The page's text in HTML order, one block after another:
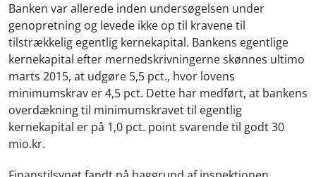
Banken var allerede inden undersøgelsen under
genopretning og levede ikke op til kravene til
tilstrækkelig egentlig kernekapital. Bankens egentlige
kernekapital efter mernedskrivningerne skønnes ultimo
marts 2015, at udgøre 5,5 pct., hvor lovens
minimumskrav er 4,5 pct. Dette har medført, at bankens
overdækning til minimumskravet til egentlig
kernekapital er på 1,0 pct. point svarende til godt 30
mio.kr.